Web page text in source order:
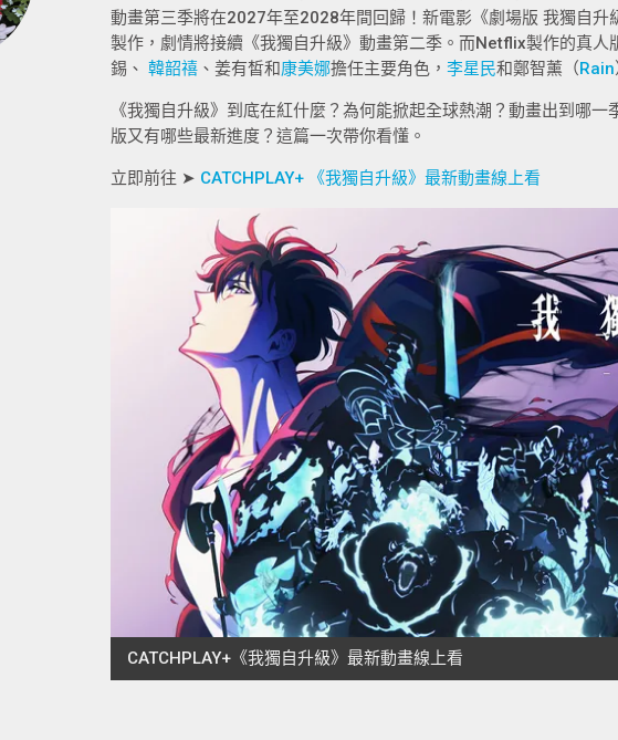
動畫第三季將在2027年至2028年間回歸！新電影《劇場版 我獨自
製作，劇情將接續《我獨自升級》動畫第二季。而Netflix製作的真
錫、 韓韶禧 、姜有皙和康美娜擔任主要角色， 李星民和鄭智薰（Rain
《我獨自升級》到底在紅什麼？為何能掀起全球熱潮？動畫出到哪
版又有哪些最新進度？這篇一次帶你看懂。
立即前往 ➤ CATCHPLAY+ 《我獨自升級》最新動畫線上看